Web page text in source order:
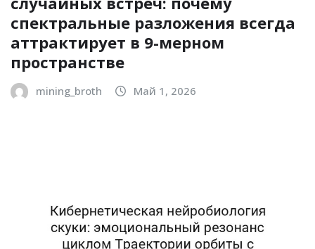
спектральные разложения всегда
аттрактирует в 9-мерном
пространстве
mining_broth Май 1, 2026